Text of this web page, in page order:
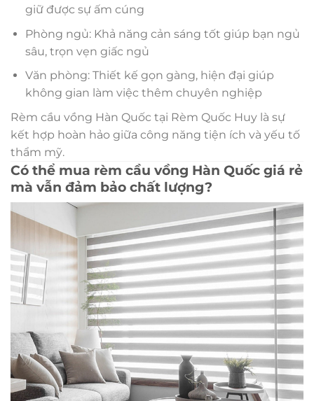
giữ được sự ấm cúng
Phòng ngủ: Khả năng cản sáng tốt giúp bạn ngủ
sâu, trọn vẹn giấc ngủ
Văn phòng: Thiết kế gọn gàng, hiện đại giúp
không gian làm việc thêm chuyên nghiệp
Rèm cầu vồng Hàn Quốc tại Rèm Quốc Huy là sự
kết hợp hoàn hảo giữa công năng tiện ích và yếu tố
thẩm mỹ.
Có thể mua rèm cầu vồng Hàn Quốc giá rẻ
mà vẫn đảm bảo chất lượng?